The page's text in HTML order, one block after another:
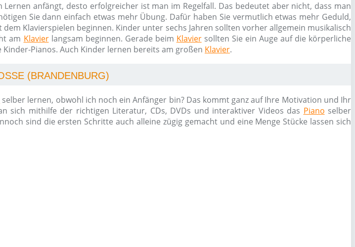
anfängt, desto erfolgreicher ist man im Regelfall. Das bedeutet aber nicht, dass man
Sie dann einfach etwas mehr Übung. Dafür haben Sie vermutlich etwas mehr Geduld,
Klavierspielen beginnen. Kinder unter sechs Jahren sollten vorher allgemein musikalisch
am Klavierlangsam beginnen. Gerade beim Klaviersollten Sie ein Auge auf die körperliche
Pianos. Auch Kinder lernen bereits am großen Klavier.
(BRANDENBURG)
selber lernen, obwohl ich noch ein Anfänger bin? Das kommt ganz auf Ihre Motivation und Ihr
sich mithilfe der richtigen Literatur, CDs, DVDs und interaktiver Videos das Piano selber
sind die ersten Schritte auch alleine zügig gemacht und eine Menge Stücke lassen sich